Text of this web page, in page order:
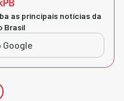
as principais notícias da
Brasil
Google